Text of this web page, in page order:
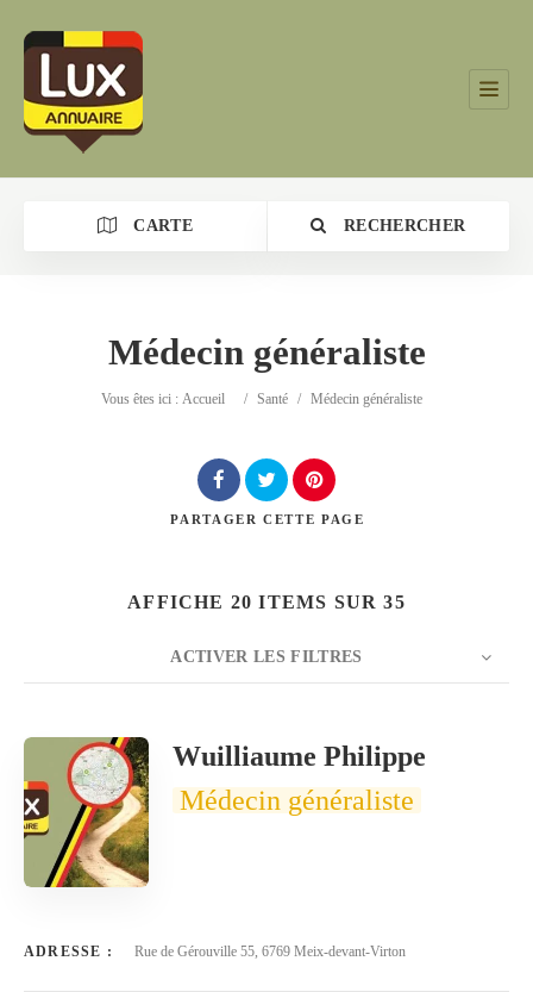
CARTE RECHERCHER
Catégorie
Rechercher
Médecin généraliste
Vous êtes ici : Accueil / Santé / Médecin généraliste
PARTAGER CETTE PAGE
AFFICHE 20 ITEMS SUR 35
ACTIVER LES FILTRES
NOMBRE 20
Wuilliaume Philippe
Médecin généraliste
ADRESSE : Rue de Gérouville 55, 6769 Meix-devant-Virton